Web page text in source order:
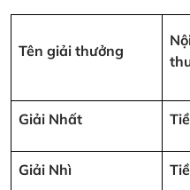
Tên giải thưởng
Giải Nhất
Giải Nhì